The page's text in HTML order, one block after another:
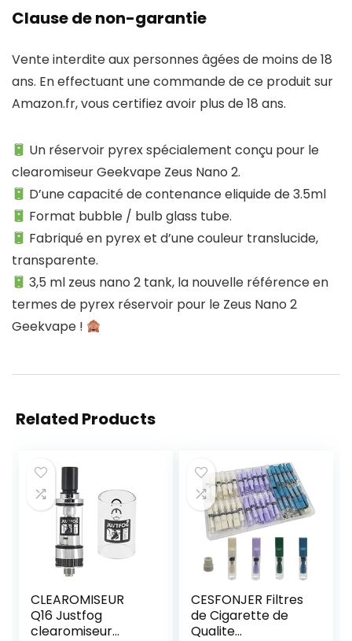
Clause de non-garantie
Vente interdite aux personnes âgées de moins de 18
ans. En effectuant une commande de ce produit sur
Amazon.fr, vous certifiez avoir plus de 18 ans.
Un réservoir pyrex spécialement conçu pour le
clearomiseur Geekvape Zeus Nano 2.
D’une capacité de contenance eliquide de 3.5ml
Format bubble / bulb glass tube.
Fabriqué en pyrex et d’une couleur translucide,
transparente.
3,5 ml zeus nano 2 tank, la nouvelle référence en
termes de pyrex réservoir pour le Zeus Nano 2
Geekvape !
Related Products
CLEAROMISEUR
Q16 Justfog
clearomiseur
CESFONJER Filtres
de Cigarette de
Qualite